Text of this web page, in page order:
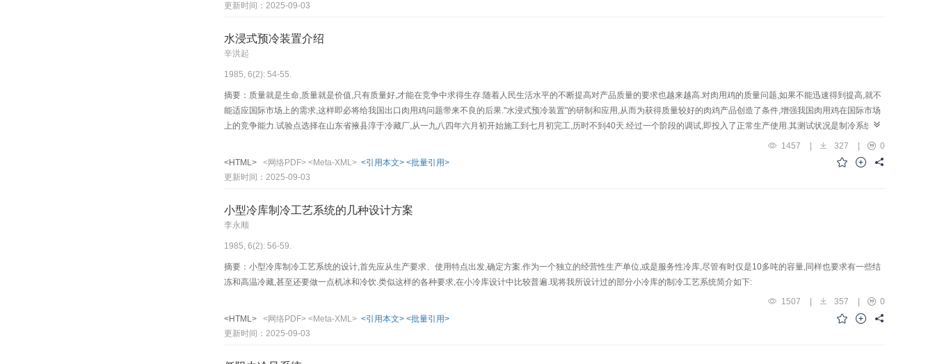
更新时间：2025-09-03
水浸式预冷装置介绍
辛洪起
1985, 6(2): 54-55.
摘要：质量就是生命,质量就是价值,只有质量好,才能在竞争中求得生存.随着人民生活水平的不断提高对产品质量的要求也越来越高.对肉用鸡的质量问题,如果不能迅速得到提高,就不
能适应国际市场上的需求,这样即必将给我国出口肉用鸡问题带来不良的后果."水浸式预冷装置"的研制和应用,从而为获得质量较好的肉鸡产品创造了条件,增强我国肉用鸡在国际市场
上的竞争能力.试验点选择在山东省掖县淳于冷藏厂,从一九八四年六月初开始施工到七月初完工,历时不到40天.经过一个阶段的调试,即投入了正常生产使用.其测试状况是制冷系统运
转正常,技术效果良好,达到了原设计的各项技术指标要求;建设投资少,使用安全可靠,得到了国外客户和国内有关部门的好评.现就经济技术效果、预冷装置和几点看法提出来,供大家参
1457 | 327 |
0
<HTML>
<网络PDF> <Meta-XML> <引用本文> <批量引用>
更新时间：2025-09-03
小型冷库制冷工艺系统的几种设计方案
李永顺
1985, 6(2): 56-59.
摘要：小型冷库制冷工艺系统的设计,首先应从生产要求、使用特点出发,确定方案.作为一个独立的经营性生产单位,或是服务性冷库,尽管有时仅是10多吨的容量,同样也要求有一些结
冻和高温冷藏,甚至还要做一点机冰和冷饮.类似这样的各种要求,在小冷库设计中比较普遍.现将我所设计过的部分小冷库的制冷工艺系统简介如下:
1507 357
0
<HTML>
<网络PDF> <Meta-XML> <引用本文> <批量引用>
更新时间：2025-09-03